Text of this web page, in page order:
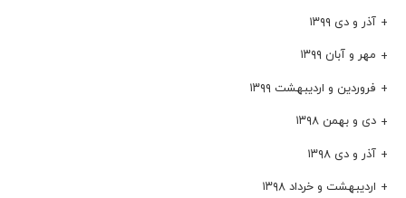
آذر و دی ۱۳۹۹
مهر و آبان ۱۳۹۹
فروردین و اردیبهشت ۱۳۹۹
دی و بهمن ۱۳۹۸
آذر و دی ۱۳۹۸
اردیبهشت و خرداد ۱۳۹۸